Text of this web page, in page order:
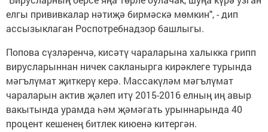
елгы прививкалар нәтиҗә бирмәскә мөмкин", - дип
ассызыклаган Роспотребнадзор башлыгы.
Попова сүзләренчә, кисәтү чараларына халыкка грипп
вирусларыннан ничек сакланырга кирәклеге турында
мәгълүмат җиткерү керә. Массакүләм мәгълүмат
чараларын актив җәлеп итү 2015-2016 елның иң авыр
вакытында урамда һәм җәмәгать урыннарында 40
процент кешенең битлек киюенә китергән.